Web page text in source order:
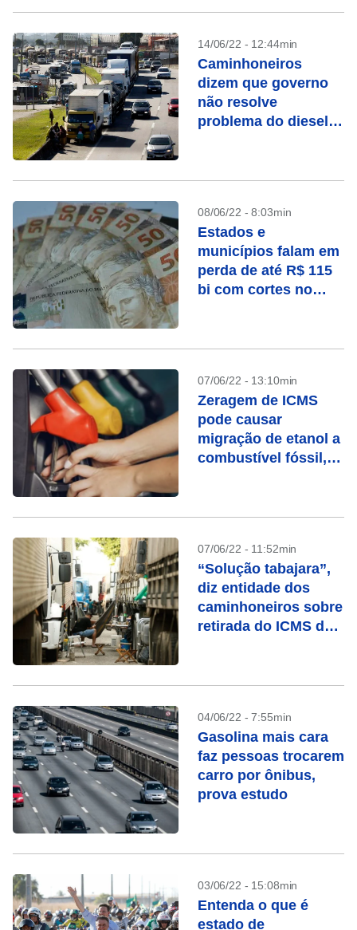
14/06/22 - 12:44min
Caminhoneiros
dizem que governo
não resolve
problema do diesel e
08/06/22 - 8:03min
Estados e
municípios falam em
perda de até R$ 115
bi com cortes no
07/06/22 - 13:10min
Zeragem de ICMS
pode causar
migração de etanol a
combustível fóssil,
07/06/22 - 11:52min
“Solução tabajara”,
diz entidade dos
caminhoneiros sobre
retirada do ICMS dos
04/06/22 - 7:55min
Gasolina mais cara
faz pessoas trocarem
carro por ônibus,
prova estudo
03/06/22 - 15:08min
Entenda o que é
estado de